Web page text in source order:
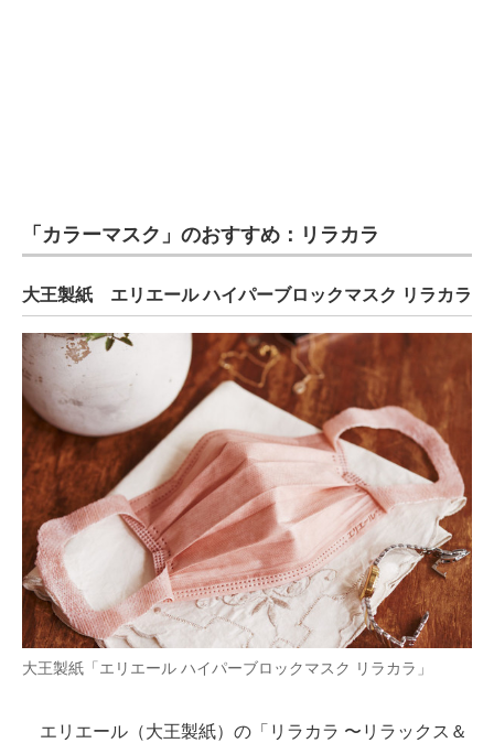
「カラーマスク」のおすすめ：リラカラ
大王製紙 エリエール ハイパーブロックマスク リラカラ
大王製紙「エリエール ハイパーブロックマスク リラカラ」
エリエール（大王製紙）の「リラカラ 〜リラックス＆